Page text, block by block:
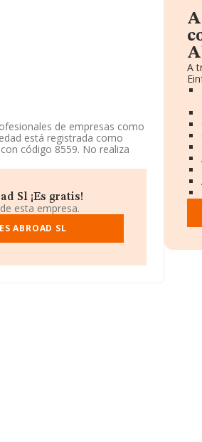
de empresas como
está registrada como
código 8559. No realiza
tiene su domicilio
el municipio de Madrid,
y la media de facturación
Sl ¡Es gratis!
esta empresa.
ABROAD SL
A